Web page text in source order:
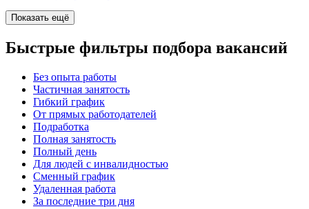
Показать ещё
Быстрые фильтры подбора вакансий
Без опыта работы
Частичная занятость
Гибкий график
От прямых работодателей
Подработка
Полная занятость
Полный день
Для людей с инвалидностью
Сменный график
Удаленная работа
За последние три дня